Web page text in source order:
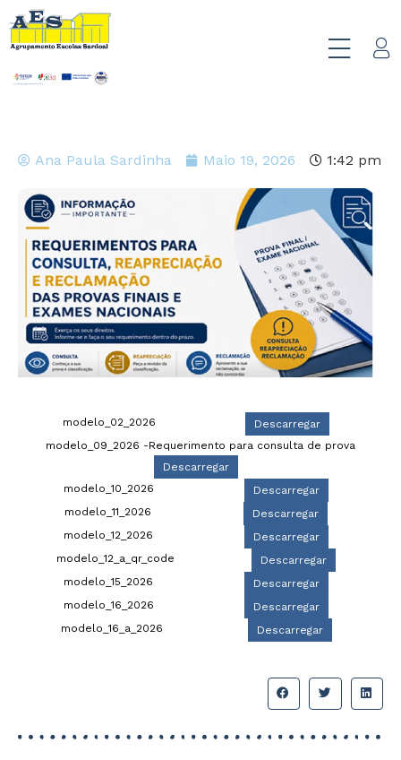
Ana Paula Sardinha Maio 19, 2026 1:42 pm
modelo_02_2026
Descarregar
modelo_09_2026 -Requerimento para consulta de prova
Descarregar
modelo_10_2026
Descarregar
modelo_11_2026
Descarregar
modelo_12_2026
Descarregar
modelo_12_a_qr_code
Descarregar
modelo_15_2026
Descarregar
modelo_16_2026
Descarregar
modelo_16_a_2026
Descarregar